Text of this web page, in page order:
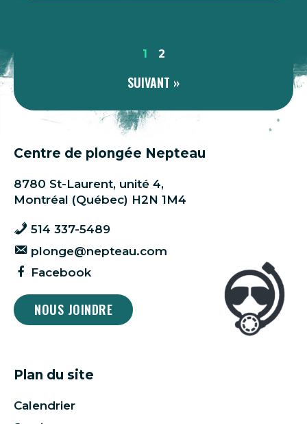
1 2
SUIVANT »
Centre de plongée Nepteau
8780 St-Laurent, unité 4,
Montréal (Québec) H2N 1M4
514 337-5489
plonge@nepteau.com
Facebook
NOUS JOINDRE
Plan du site
Calendrier